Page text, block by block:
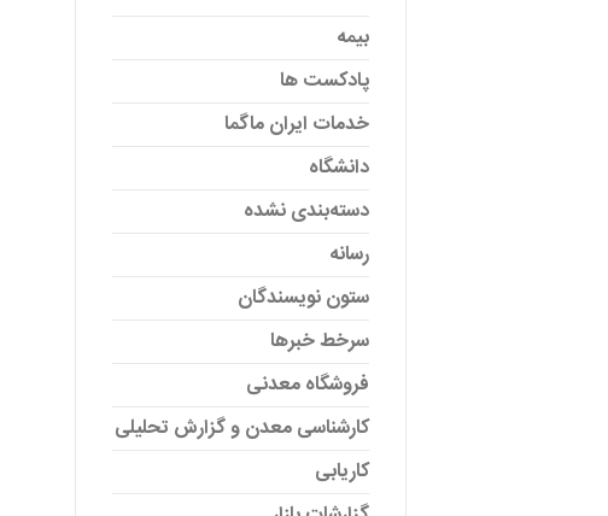
بیمه
پادکست ها
خدمات ایران ماگما
دانشگاه
دسته‌بندی نشده
رسانه
ستون نویسندگان
سرخط خبرها
فروشگاه معدنی
کارشناسی معدن و گزارش تحلیلی
کاریابی